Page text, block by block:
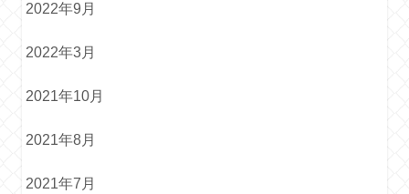
2022年9月
2022年3月
2021年10月
2021年8月
2021年7月